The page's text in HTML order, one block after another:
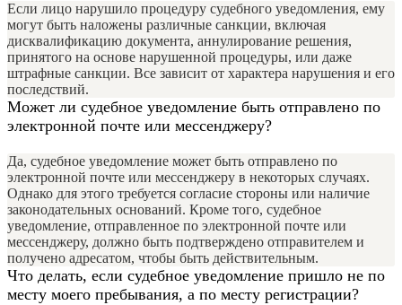
Если лицо нарушило процедуру судебного уведомления, ему
могут быть наложены различные санкции, включая
дисквалификацию документа, аннулирование решения,
принятого на основе нарушенной процедуры, или даже
штрафные санкции. Все зависит от характера нарушения и его
последствий.
Может ли судебное уведомление быть отправлено по
электронной почте или мессенджеру?
Да, судебное уведомление может быть отправлено по
электронной почте или мессенджеру в некоторых случаях.
Однако для этого требуется согласие стороны или наличие
законодательных оснований. Кроме того, судебное
уведомление, отправленное по электронной почте или
мессенджеру, должно быть подтверждено отправителем и
получено адресатом, чтобы быть действительным.
Что делать, если судебное уведомление пришло не по
месту моего пребывания, а по месту регистрации?